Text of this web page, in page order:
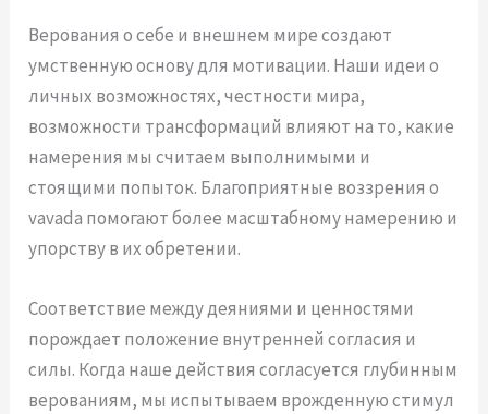
Верования о себе и внешнем мире создают
умственную основу для мотивации. Наши идеи о
личных возможностях, честности мира,
возможности трансформаций влияют на то, какие
намерения мы считаем выполнимыми и
стоящими попыток. Благоприятные воззрения о
vavada помогают более масштабному намерению и
упорству в их обретении.
Соответствие между деяниями и ценностями
порождает положение внутренней согласия и
силы. Когда наше действия согласуется глубинным
верованиям, мы испытываем врожденную стимул